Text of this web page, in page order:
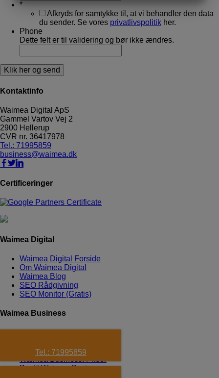
*
Afkryds for samtykke til, at vi behandler den data
du sender. Se vores privatlivspolitik her.
Phone
Dette felt er til validering og bør ikke ændres.
Kontaktinfo
Waimea Digital ApS
Gammel Vartov Vej 2
2900 Hellerup
CVR nr. 36417978
Tel.: 71995859
business@waimea.dk
Certificeringer
Waimea Digital
Waimea Digital Forside
Om Waimea Digital
Waimea Blog
SEO Rådgivning
SEO Monitor (Gratis)
Waimea Business
Alle Features
Bestil Waimea Business
Tel.: 71995859